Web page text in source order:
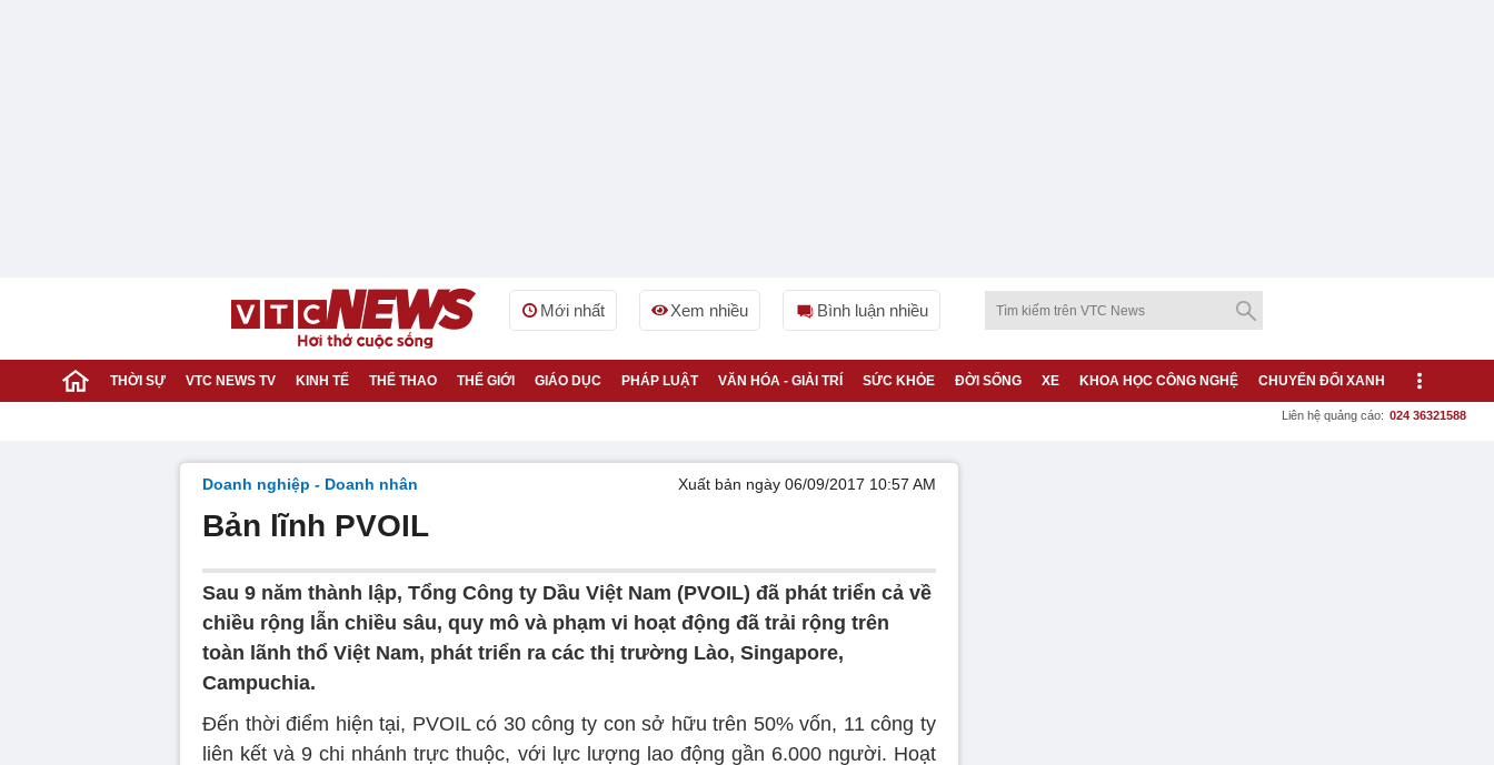
Mới nhất Xem nhiều Bình luận nhiều
THỜI SỰ VTC NEWS TV KINH TẾ THỂ THAO THẾ GIỚI GIÁO DỤC PHÁP LUẬT VĂN HÓA - GIẢI TRÍ SỨC KHỎE ĐỜI SỐNG XE KHOA HỌC CÔNG NGHỆ CHUYỂN ĐỔI XANH
Liên hệ quảng cáo: 024 36321588
Doanh nghiệp - Doanh nhân Xuất bản ngày 06/09/2017 10:57 AM
Bản lĩnh PVOIL
Sau 9 năm thành lập, Tổng Công ty Dầu Việt Nam (PVOIL) đã phát triển cả về
chiều rộng lẫn chiều sâu, quy mô và phạm vi hoạt động đã trải rộng trên
toàn lãnh thổ Việt Nam, phát triển ra các thị trường Lào, Singapore,
Campuchia.
Đến thời điểm hiện tại, PVOIL có 30 công ty con sở hữu trên 50% vốn, 11 công ty
liên kết và 9 chi nhánh trực thuộc, với lực lượng lao động gần 6.000 người. Hoạt